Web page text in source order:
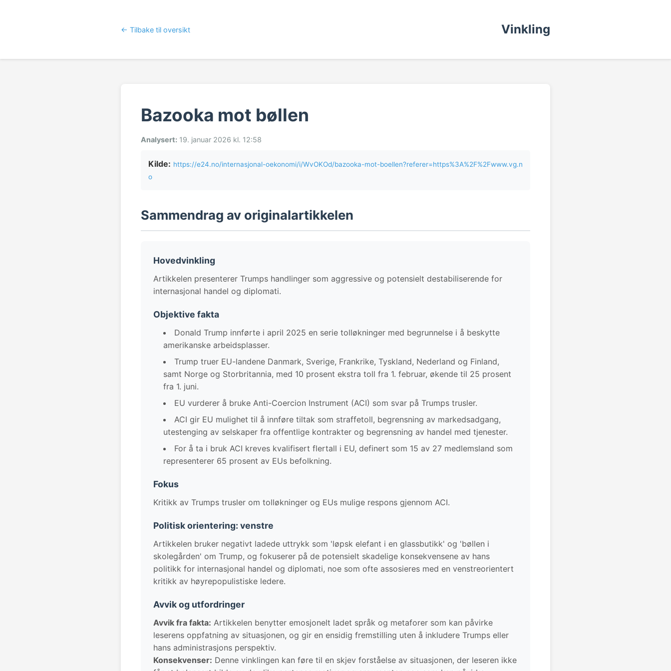
← Tilbake til oversikt Vinkling
Bazooka mot bøllen
Analysert: 19. januar 2026 kl. 12:58
Kilde: https://e24.no/internasjonal-oekonomi/i/WvOKOd/bazooka-mot-boellen?referer=https%3A%2F%2Fwww.vg.n
o
Sammendrag av originalartikkelen
Hovedvinkling
Artikkelen presenterer Trumps handlinger som aggressive og potensielt destabiliserende for
internasjonal handel og diplomati.
Objektive fakta
Donald Trump innførte i april 2025 en serie tolløkninger med begrunnelse i å beskytte
amerikanske arbeidsplasser.
Trump truer EU-landene Danmark, Sverige, Frankrike, Tyskland, Nederland og Finland,
samt Norge og Storbritannia, med 10 prosent ekstra toll fra 1. februar, økende til 25 prosent
fra 1. juni.
EU vurderer å bruke Anti-Coercion Instrument (ACI) som svar på Trumps trusler.
ACI gir EU mulighet til å innføre tiltak som straffetoll, begrensning av markedsadgang,
utestenging av selskaper fra offentlige kontrakter og begrensning av handel med tjenester.
For å ta i bruk ACI kreves kvalifisert flertall i EU, definert som 15 av 27 medlemsland som
representerer 65 prosent av EUs befolkning.
Fokus
Kritikk av Trumps trusler om tolløkninger og EUs mulige respons gjennom ACI.
Politisk orientering: venstre
Artikkelen bruker negativt ladede uttrykk som 'løpsk elefant i en glassbutikk' og 'bøllen i
skolegården' om Trump, og fokuserer på de potensielt skadelige konsekvensene av hans
politikk for internasjonal handel og diplomati, noe som ofte assosieres med en venstreorientert
kritikk av høyrepopulistiske ledere.
Avvik og utfordringer
Avvik fra fakta: Artikkelen benytter emosjonelt ladet språk og metaforer som kan påvirke
leserens oppfatning av situasjonen, og gir en ensidig fremstilling uten å inkludere Trumps eller
hans administrasjons perspektiv.
Konsekvenser: Denne vinklingen kan føre til en skjev forståelse av situasjonen, der leseren ikke